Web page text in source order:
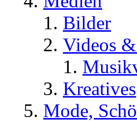
Bilder
Videos
Kreatives
Mode,